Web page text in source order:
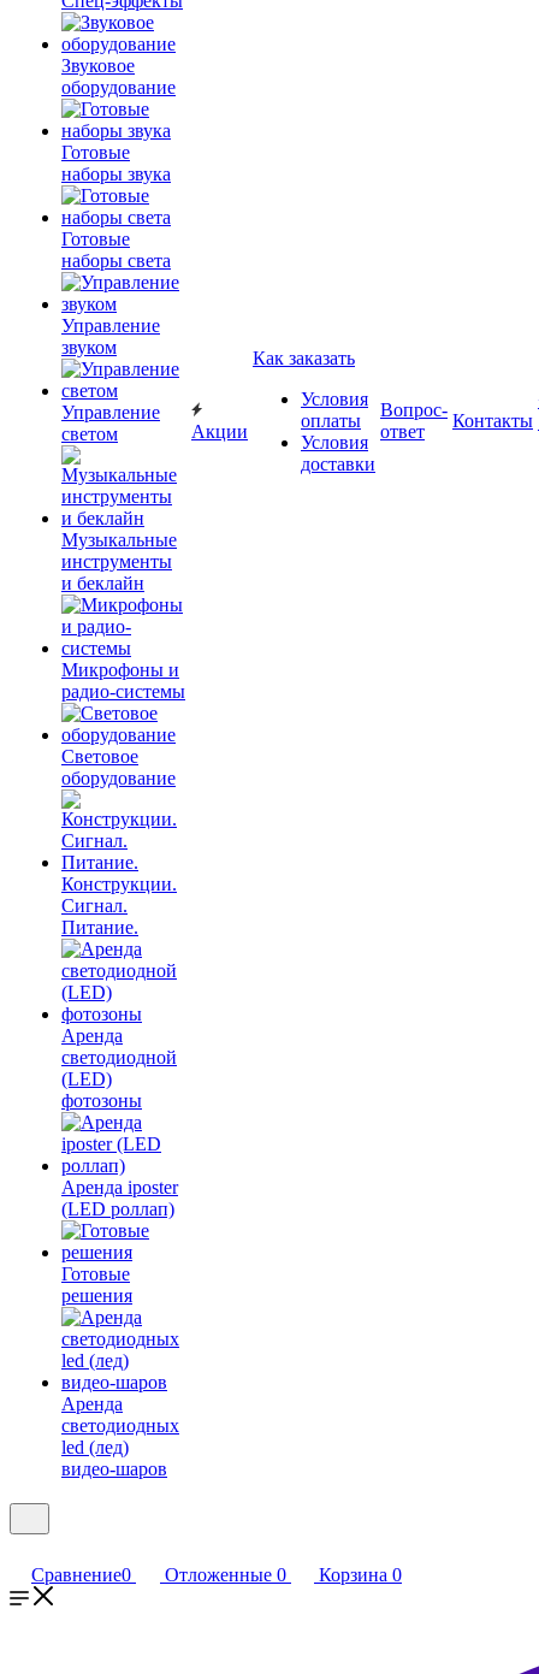
Звуковое
оборудование
Готовые
наборы звука
Готовые
наборы света
Управление
звуком
Управление
светом
Музыкальные
инструменты
и беклайн
Микрофоны и
радио-системы
Световое
оборудование
Конструкции.
Сигнал.
Питание.
Аренда
светодиодной
(LED)
фотозоны
Аренда iposter
(LED роллап)
Готовые
решения
Аренда
светодиодных
led (лед)
видео-шаров
Акции
Как заказать
Условия
оплаты
Условия
доставки
Вопрос-
ответ
Контакты
Сравнение0 Отложенные 0 Корзина 0